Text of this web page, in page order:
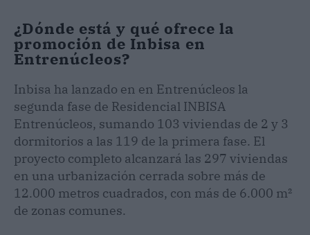
¿Dónde está y qué ofrece la
promoción de Inbisa en
Entrenúcleos?
Inbisa ha lanzado en en Entrenúcleos la
segunda fase de Residencial INBISA
Entrenúcleos, sumando 103 viviendas de 2 y 3
dormitorios a las 119 de la primera fase. El
proyecto completo alcanzará las 297 viviendas
en una urbanización cerrada sobre más de
12.000 metros cuadrados, con más de 6.000 m²
de zonas comunes.